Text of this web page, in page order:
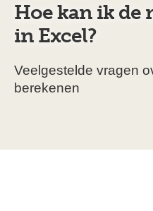
Hoe kan ik de
in Excel?
Veelgestelde vragen
berekenen